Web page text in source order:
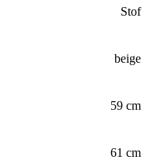
Stof
beige
59 cm
61 cm